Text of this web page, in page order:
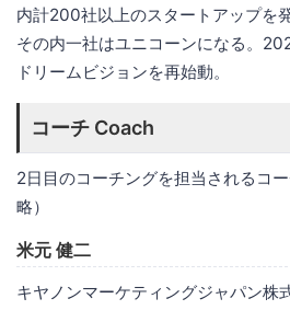
内計200社以上のスタートアップを
その内一社はユニコーンになる。
ドリームビジョンを再始動。
コーチ Coach
2日目のコーチングを担当されるコ
略）
米元 健二
キヤノンマーケティングジャパン株